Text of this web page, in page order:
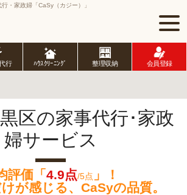
・家政婦「CaSy（カジー）」
行 ﾊｳｽｸﾘｰﾆﾝｸﾞ 整理収納 会員登録
ービス
区の家事代行･家政
婦サービス
評価「 4.9点/5点 」！
が感じる、CaSyの品質。